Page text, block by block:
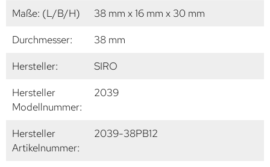
Maße: (L/B/H)
38 mm x 16 mm x 30 mm
Durchmesser:
38 mm
Hersteller:
SIRO
Hersteller
Modellnummer:
2039
Hersteller
Artikelnummer:
2039-38PB12